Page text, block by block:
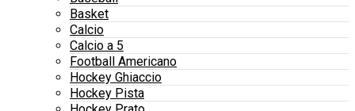
Basket
Calcio
Calcio a 5
Football Americano
Hockey Ghiaccio
Hockey Pista